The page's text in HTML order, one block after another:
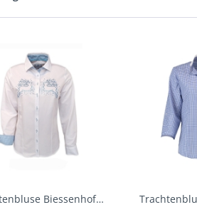
Trachtenbluse Biessenhofen weiß Langarm OS...